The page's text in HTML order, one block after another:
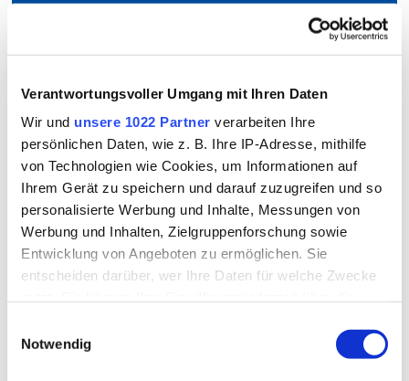
Verantwortungsvoller Umgang mit Ihren Daten
Wir und unsere 1022 Partner verarbeiten Ihre
persönlichen Daten, wie z. B. Ihre IP-Adresse, mithilfe
von Technologien wie Cookies, um Informationen auf
Ihrem Gerät zu speichern und darauf zuzugreifen und so
personalisierte Werbung und Inhalte, Messungen von
Werbung und Inhalten, Zielgruppenforschung sowie
Entwicklung von Angeboten zu ermöglichen. Sie
entscheiden darüber, wer Ihre Daten für welche Zwecke
Trigger Symbol ändern oder widerrufen
Notwendig
Alle Merkblätter und Formulare
im Überblick
A B C D E F G H I J K
L M N O P Q R S T U V
& Ordnung
Kontakt
So erreichen Sie uns
Landratsamt Rottal-Inn
Öffentliche Sicherheit und Ordnung
Ringstraße 4 - 7
84347 Pfarrkirchen
Telefon